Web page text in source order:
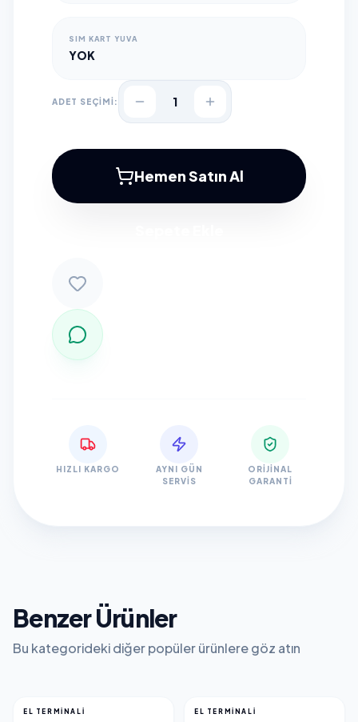
SIM KART YUVA
YOK
ADET SEÇİMİ: 1
Hemen Satın Al
HIZLI KARGO
AYNI GÜN
SERVIS
ORIJINAL
GARANTI
Benzer Ürünler
Bu kategorideki diğer popüler ürünlere göz atın
EL TERMINALI EL TERMINALI